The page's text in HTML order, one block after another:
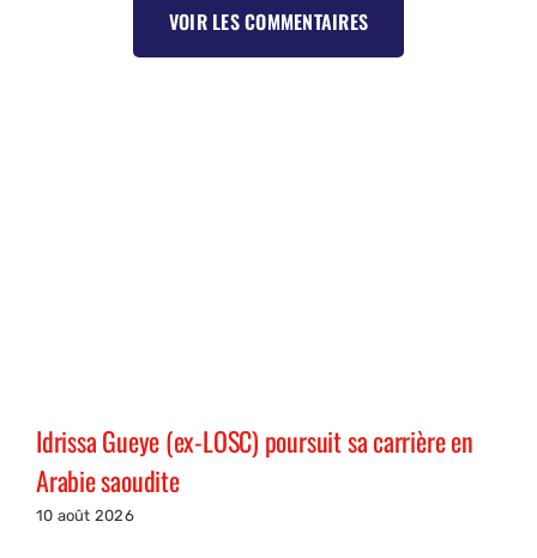
VOIR LES COMMENTAIRES
Idrissa Gueye (ex-LOSC) poursuit sa carrière en
Arabie saoudite
10 août 2026